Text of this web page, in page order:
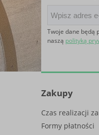
Twoje dane będą
naszą polityką
Zakupy
Czas realizacji
Formy płatności